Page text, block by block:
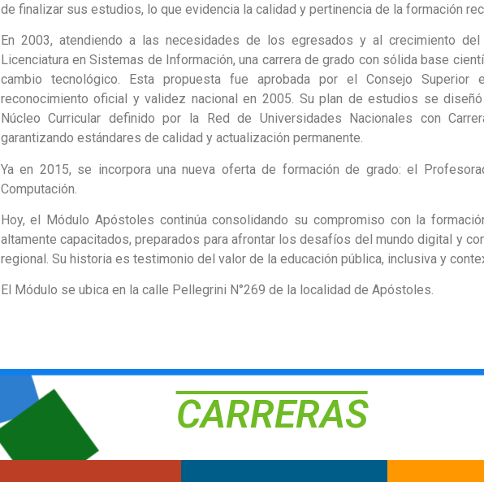
de finalizar sus estudios, lo que evidencia la calidad y pertinencia de la formación
En 2003, atendiendo a las necesidades de los egresados y al crecimiento
Licenciatura en Sistemas de Información, una carrera de grado con sólida base
cambio tecnológico. Esta propuesta fue aprobada por el Consejo Superior
reconocimiento oficial y validez nacional en 2005. Su plan de estudios se
Núcleo Curricular definido por la Red de Universidades Nacionales con
garantizando estándares de calidad y actualización permanente.
Ya en 2015, se incorpora una nueva oferta de formación de grado: el
Computación.
Hoy, el Módulo Apóstoles continúa consolidando su compromiso con la
altamente capacitados, preparados para afrontar los desafíos del mundo digital y
regional. Su historia es testimonio del valor de la educación pública, inclusiva y
El Módulo se ubica en la calle Pellegrini N°269 de la localidad de Apóstoles.
CARRERAS